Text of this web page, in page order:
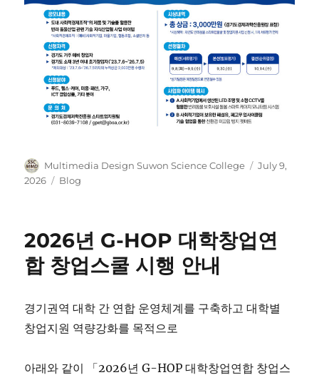
Author
Multimedia Design Suwon Science College
Posted
July 9,
2026
Categories
Blog
2026년 G-HOP 대학창업연
합 창업스쿨 시행 안내
경기권역 대학 간 연합 운영체계를 구축하고 대학별
창업지원 역량강화를 목적으로
아래와 같이 「2026년 G-HOP 대학창업연합 창업스